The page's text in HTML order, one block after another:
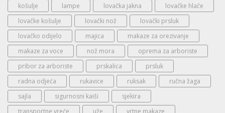
košulje
lampe lovačka jakna
lovačke hlače
lovačke košulje
lovački nož
lovački prsluk
lovačko odijelo
majica
makaze za orezivanje
makaze za voce
nož mora
oprema za arboriste
pribor za arboriste
prskalica
prsluk
radna odjeća
rukavice ruksak
ručna žaga
sajla
sigurnosni kaiši
sjekira
transportne vreće
uže
vrtne makaze